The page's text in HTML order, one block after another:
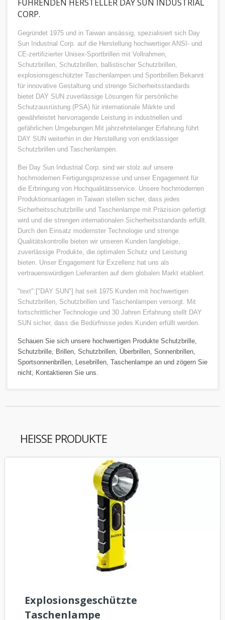
FÜHRENDEN HERSTELLER DAY SUN INDUSTRIAL
CORP.
Gegründet 1975 und in Taiwan ansässig, spezialisiert sich Day
Sun Industrial Corp. auf die Herstellung hochwertiger ANSI- und
CE-zertifizierter Unisex-Sportbrillen mit Vollrahmen,
Schutzbrillen, Schutzbrillen, ballistischer Schutzbrillen,
explosionsgeschützter Taschenlampen und Sportbrillen.Bekannt
für innovative Gestaltung und strenge Sicherheitsstandards
bietet DAY SUN zuverlässige Lösungen für persönliche
Schutzausrüstung (PSA) für internationale Märkte und
gewährleistet hervorragende Leistung in industriellen und
gefährlichen Umgebungen.Mit jahrzehntelanger Erfahrung führt
DAY SUN weiterhin in der Herstellung von erstklassiger
Schutzbrillen und Taschenlampen.
Bei Day Sun Industrial Corp. sind wir stolz auf unsere
hochmodernen Fertigungsprozesse und unser Engagement für
die Erbringung von Hochqualitätsservice. Unsere hochmodernen
Produktionsanlagen in Taiwan stellen sicher, dass jedes
Sicherheitsschutzbrille und Taschenlampe mit Präzision gefertigt
wird und die strengen internationalen Sicherheitsstandards erfüllt.
Durch den Einsatz modernster Technologie und strenge
Qualitätskontrolle bieten wir unseren Kunden langlebige,
zuverlässige Produkte, die optimalen Schutz und Leistung
bieten. Unser Engagement für Exzellenz hat uns als
vertrauenswürdigen Lieferanten auf dem globalen Markt etabliert.
"text":["DAY SUN"] hat seit 1975 Kunden mit hochwertigen
Schutzbrillen, Schutzbrillen und Taschenlampen versorgt. Mit
fortschrittlicher Technologie und 30 Jahren Erfahrung stellt DAY
SUN sicher, dass die Bedürfnisse jedes Kunden erfüllt werden.
Schauen Sie sich unsere hochwertigen Produkte Schutzbrille
Schutzbrille
Brillen Schutzbrillen Überbrillen Sonnenbrillen
Sportsonnenbrillen
Lesebrillen Taschenlampe an und zögern Sie
nicht,
Kontaktieren Sie uns
HEISSE PRODUKTE
Explosionsgeschützte
Taschenlampe